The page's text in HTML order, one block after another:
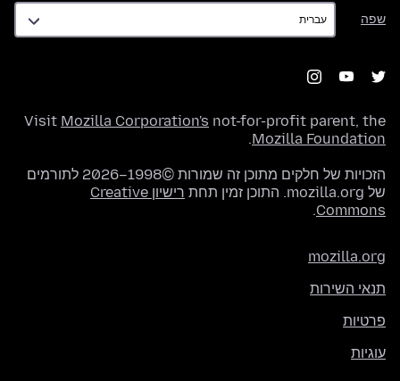
שפה
שפה
Visit Mozilla Corporation's not-for-profit parent, the
Mozilla Foundation
.
הזכויות של חלקים מתוכן זה שמורות ©1998–2026 לתורמים
של mozilla.org. התוכן זמין תחת
רישיון Creative
Commons
.
mozilla.org
תנאי השירות
פרטיות
עוגיות